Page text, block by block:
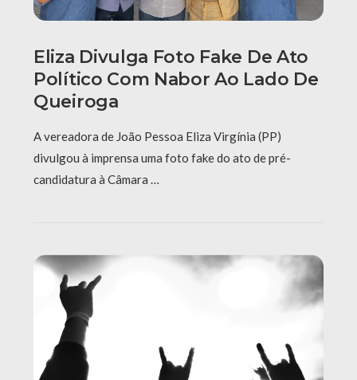
Eliza Divulga Foto Fake De Ato
Político Com Nabor Ao Lado De
Queiroga
A vereadora de João Pessoa Eliza Virgínia (PP)
divulgou à imprensa uma foto fake do ato de pré-
candidatura à Câmara …